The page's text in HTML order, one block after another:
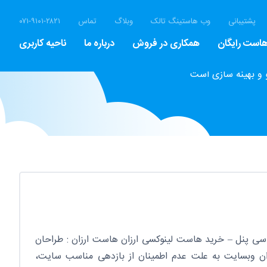
ناحیه کاربری درباره ما همکاری در فروش رایگان
۰۷۱-۹۱۰۱-۲۸۲۱ تماس وبلاگ وب هاستینگ تالک پشتیبانی
و بهینه سازی است
پنل – خرید هاست لینوکسی ارزان هاست ارزان : طراحان
وبسایت به علت عدم اطمینان از بازدهی مناسب سایت،